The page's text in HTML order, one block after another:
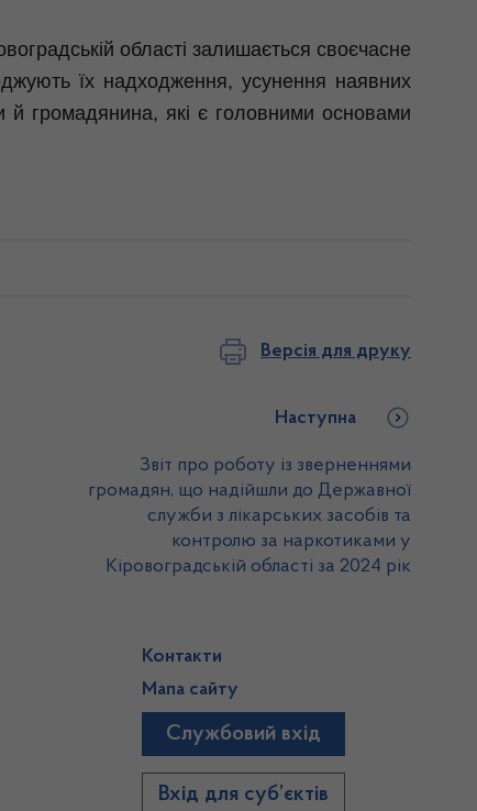
області залишається своєчасне
їх надходження, усунення наявних
й громадянина, які є головними основами
Версія для друку
Наступна
Звіт про роботу із зверненнями
громадян, що надійшли до Державної
служби з лікарських засобів та
контролю за наркотиками у
Кіровоградській області за 2024 рік
Контакти
Мапа сайту
Службовий вхід
Вхід для суб’єктів